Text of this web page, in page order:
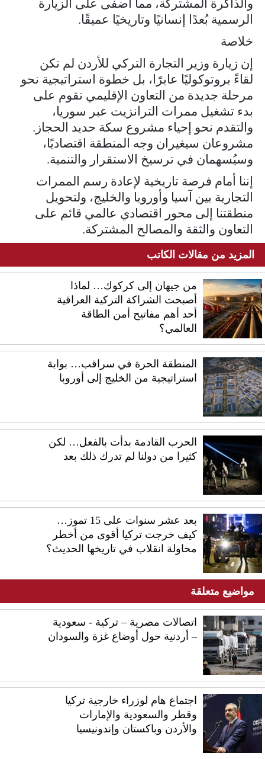
والذاكرة المشتركة، مما أضفى على الزيارة
الرسمية بُعدًا إنسانيًا وتاريخيًا عميقًا.
خلاصة
إن زيارة وزير التجارة التركي للأردن لم تكن
لقاءً بروتوكوليًا عابرًا، بل خطوة استراتيجية نحو
مرحلة جديدة من التعاون الإقليمي تقوم على
بدء تشغيل ممرات الترانزيت عبر سوريا،
والتقدم نحو إحياء مشروع سكة حديد الحجاز.
مشروعان سيغيران وجه المنطقة اقتصاديًا،
وسيُسهمان في ترسيخ الاستقرار والتنمية.
إننا أمام فرصة تاريخية لإعادة رسم الممرات
التجارية بين آسيا وأوروبا والخليج، ولتحويل
منطقتنا إلى محور اقتصادي عالمي قائم على
التعاون والثقة والمصالح المشتركة.
المزيد من مقالات الكاتب
من جيهان إلى كركوك… لماذا
أصبحت الشراكة التركية العراقية
أحد أهم مفاتيح أمن الطاقة
العالمي؟
المنطقة الحرة في سراقب… بوابة
استراتيجية من الخليج إلى أوروبا
الحرب القادمة بدأت بالفعل… لكن
كثيرا من دولنا لم تدرك ذلك بعد
بعد عشر سنوات على 15 تموز…
كيف خرجت تركيا أقوى من أخطر
محاولة انقلاب في تاريخها الحديث؟
مواضيع متعلقة
اتصالات مصرية – تركية - سعودية
– أردنية حول أوضاع غزة والسودان
اجتماع هام لوزراء خارجية تركيا
وقطر والسعودية والإمارات
والأردن وباكستان وإندونيسيا